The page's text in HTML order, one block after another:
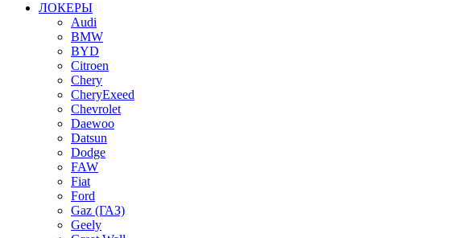
ЛОКЕРЫ
Audi
BMW
BYD
Citroen
Chery
CheryExeed
Chevrolet
Daewoo
Datsun
Dodge
FAW
Fiat
Ford
Gaz (ГАЗ)
Geely